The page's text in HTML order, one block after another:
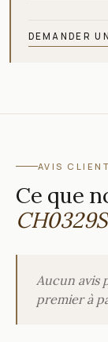
DEMANDER
AVIS
Ce que
CH0329S
Aucun avis
premier à